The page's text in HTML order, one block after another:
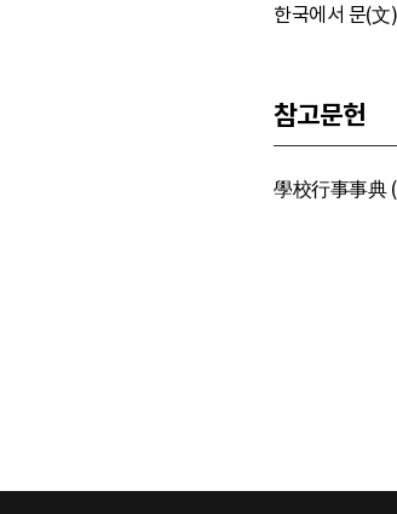
한국에서 문(
참고문헌
學校行事事典